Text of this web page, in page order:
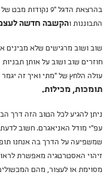
בהרצאת הדגל ״9
התבוננות והקשבה חדשה
שוב ושוב מרגישים שלא מבינים
חוזרים שוב ושוב על אותן
עולה הלחץ של ״מתי ואיך זה
תומכות, מכילות.
ניתן להגיע לכל הטוב הזה דרך
עפ״י מודל האניאגרם. חשוב לדעת שלכל אחת מ-9
שמשפיעה על הדרך בה אנחנו
זיהוי האסטרטגיה מאפשרת
מסוימת או לעצור, מהם